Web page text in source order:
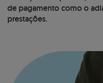
de pagamento como o
prestações.